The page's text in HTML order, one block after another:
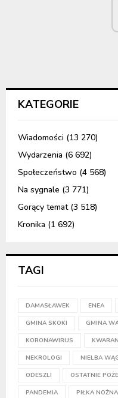
KATEGORIE
Wiadomości (13 270)
Wydarzenia (6 692)
Społeczeństwo (4 568)
Na sygnale (3 771)
Gorący temat(3 518)
Kronika (1 692)
TAGI
DAMASŁAWEK ENEA
GMINA SKOKI GMINA
KORONAWIRUS
NEKROLOGI NIELBA
ODESZLI OSTATNIE
PANDEMIA PIŁKA NOŻNA